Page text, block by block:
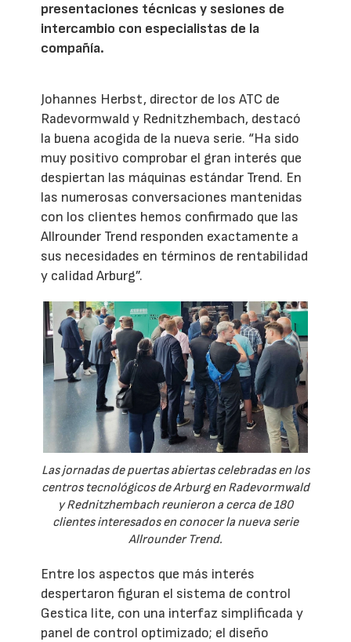
presentaciones técnicas y sesiones de
intercambio con especialistas de la
compañía.
Johannes Herbst, director de los ATC de
Radevormwald y Rednitzhembach, destacó
la buena acogida de la nueva serie. “Ha sido
muy positivo comprobar el gran interés que
despiertan las máquinas estándar Trend. En
las numerosas conversaciones mantenidas
con los clientes hemos confirmado que las
Allrounder Trend responden exactamente a
sus necesidades en términos de rentabilidad
y calidad Arburg”.
Las jornadas de puertas abiertas celebradas en los
centros tecnológicos de Arburg en Radevormwald
y Rednitzhembach reunieron a cerca de 180
clientes interesados en conocer la nueva serie
Allrounder Trend.
Entre los aspectos que más interés
despertaron figuran el sistema de control
Gestica lite, con una interfaz simplificada y
panel de control optimizado; el diseño